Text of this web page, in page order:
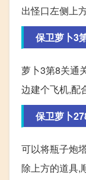
出怪口左侧上
保卫萝卜3
萝卜3第8关通
边建个飞机,配
保卫萝卜
可以将瓶子炮
除上方的道具,